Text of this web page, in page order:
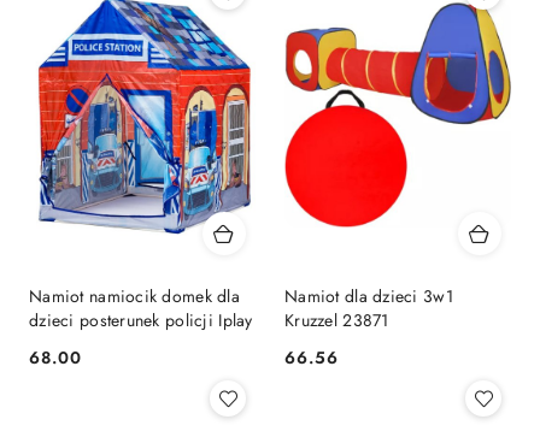
Namiot namiocik domek dla
dzieci posterunek policji Iplay
Cena:
68.00
Namiot dla dzieci 3w1
Kruzzel 23871
Cena:
66.56